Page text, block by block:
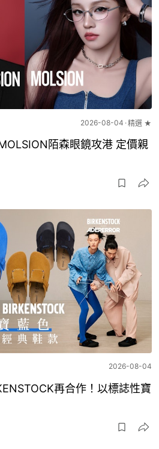
2026-08-04 精選 ★
陌森眼鏡攻港 定價親
2026-08-04
再合作！以標誌性寶